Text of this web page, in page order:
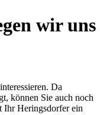
wir uns
Da
können Sie auch noch
Ihr Heringsdorfer ein